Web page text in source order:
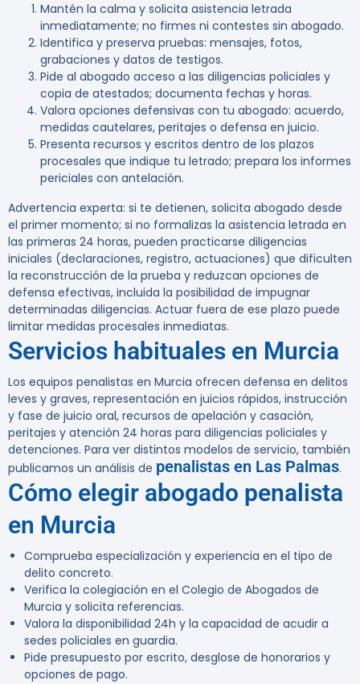
Mantén la calma y solicita asistencia letrada
inmediatamente; no firmes ni contestes sin abogado.
Identifica y preserva pruebas: mensajes, fotos,
grabaciones y datos de testigos.
Pide al abogado acceso a las diligencias policiales y
copia de atestados; documenta fechas y horas.
Valora opciones defensivas con tu abogado: acuerdo,
medidas cautelares, peritajes o defensa en juicio.
Presenta recursos y escritos dentro de los plazos
procesales que indique tu letrado; prepara los informes
periciales con antelación.
Advertencia experta: si te detienen, solicita abogado desde
el primer momento; si no formalizas la asistencia letrada en
las primeras 24 horas, pueden practicarse diligencias
iniciales (declaraciones, registro, actuaciones) que dificulten
la reconstrucción de la prueba y reduzcan opciones de
defensa efectivas, incluida la posibilidad de impugnar
determinadas diligencias. Actuar fuera de ese plazo puede
limitar medidas procesales inmediatas.
Servicios habituales en Murcia
Los equipos penalistas en Murcia ofrecen defensa en delitos
leves y graves, representación en juicios rápidos, instrucción
y fase de juicio oral, recursos de apelación y casación,
peritajes y atención 24 horas para diligencias policiales y
detenciones. Para ver distintos modelos de servicio, también
publicamos un análisis de penalistas en Las Palmas.
Cómo elegir abogado penalista
en Murcia
Comprueba especialización y experiencia en el tipo de
delito concreto.
Verifica la colegiación en el Colegio de Abogados de
Murcia y solicita referencias.
Valora la disponibilidad 24h y la capacidad de acudir a
sedes policiales en guardia.
Pide presupuesto por escrito, desglose de honorarios y
opciones de pago.